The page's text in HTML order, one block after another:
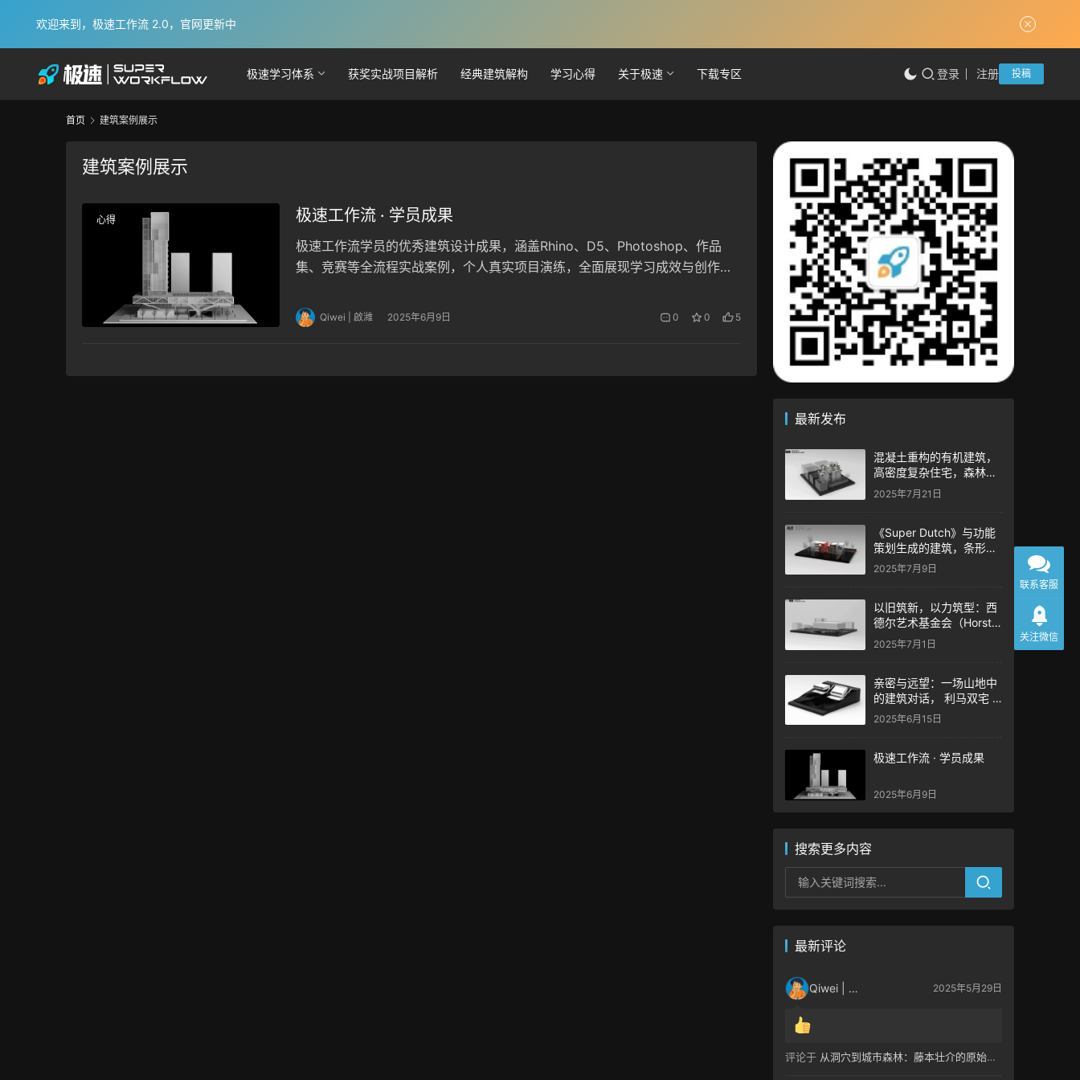
极速学习体系 获奖实战项目解析 经典建筑解构 学习心得 关于极速 下载专区 登录 注册 投稿
首页 建筑案例展示
建筑案例展示
心得 极速工作流 · 学员成果
极速工作流学员的优秀建筑设计成果，涵盖Rhino、D5、Photoshop、作品
集、竞赛等全流程实战案例，个人真实项目演练，全面展现学习成效与创作实
Qiwei | 啟潍 2025年6月9日 0 0 5
最新发布
混凝土重构的有机建筑，
高密度复杂住宅，森林之
家|平田晃久 / Akihisa
Hirata | 极速案例-极速工
2025年7月21日
《Super Dutch》与功能
策划生成的建筑，条形码
之家/BARCODE HOUSE |
2025年7月9日
以旧筑新，以力筑型：西
德尔艺术基金会（Horst &
Gabriele Siedle Art
Foundation）|
– 极速工作流
2025年7月1日
亲密与远望：一场山地中
的建筑对话， 利马双宅 |
苏托·德莫拉/Souto de
2025年6月15日
极速工作流 · 学员成果
2025年6月9日
搜索更多内容
最新评论
Qiwei | 啟潍 2025年5月29日
评论于 从洞穴到城市森林：藤本壮介的原始未来主义| House Before House/藤本壮介建筑设计事务所 | 极速案例 – 极速工作流
联系客服
关注微信
欢迎来到，极速工作流 2.0，官网更新中